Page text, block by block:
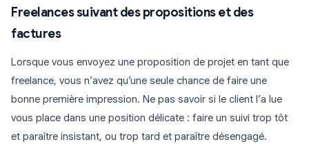
Freelances suivant des propositions et des
factures
Lorsque vous envoyez une proposition de projet en tant que
freelance, vous n’avez qu’une seule chance de faire une
bonne première impression. Ne pas savoir si le client l’a lue
vous place dans une position délicate : faire un suivi trop tôt
et paraître insistant, ou trop tard et paraître désengagé.